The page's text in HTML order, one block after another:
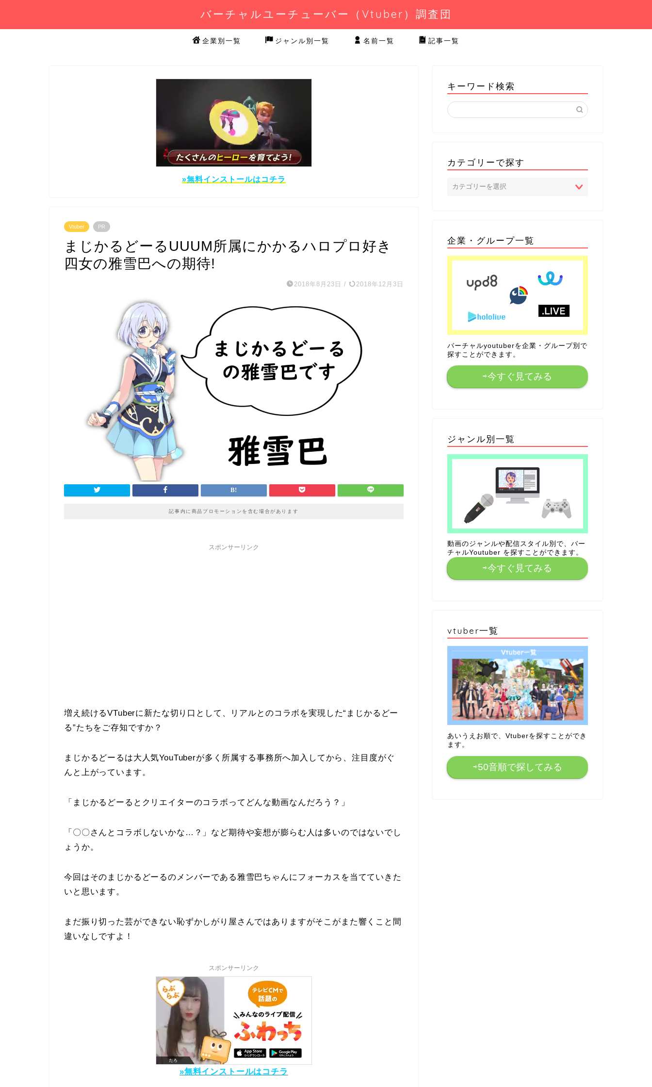
バーチャルユーチューバー（Vtuber）調査団
企業別一覧 ジャンル別一覧 名前一覧 記事一覧
»無料インストールはコチラ
Vtuber PR
まじかるどーるUUUM所属にかかるハロプロ好き
四女の雅雪巴への期待!
2018年8月23日 / 2018年12月3日
記事内に商品プロモーションを含む場合があります
スポンサーリンク
増え続けるVTuberに新たな切り口として、リアルとのコラボを実現した“まじかるどー
る”たちをご存知ですか？
まじかるどーるは大人気YouTuberが多く所属する事務所へ加入してから、注目度がぐ
んと上がっています。
「まじかるどーるとクリエイターのコラボってどんな動画なんだろう？」
「〇〇さんとコラボしないかな…？」など期待や妄想が膨らむ人は多いのではないでし
ょうか。
今回はそのまじかるどーるのメンバーである雅雪巴ちゃんにフォーカスを当てていきた
いと思います。
まだ振り切った芸ができない恥ずかしがり屋さんではありますがそこがまた響くこと間
違いなしですよ！
スポンサーリンク
»無料インストールはコチラ
キーワード検索
カテゴリーで探す
企業・グループ一覧
バーチャルyoutuberを企業・グループ別で
探すことができます。
⇨今すぐ見てみる
ジャンル別一覧
動画のジャンルや配信スタイル別で、バー
チャルYoutuber を探すことができます。
⇨今すぐ見てみる
vtuber一覧
あいうえお順で、Vtuberを探すことができ
ます。
⇨50音順で探してみる